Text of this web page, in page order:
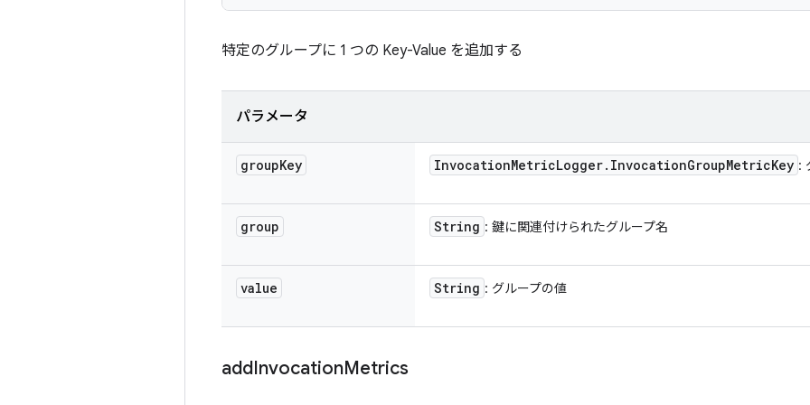
特定のグループに 1 つの Key-Value を追加する
パラメータ
groupKey InvocationMetricLogger. InvocationGroupMetricKey :
group String : 鍵に関連付けられたグループ名
value String : グループの値
addInvocationMetrics